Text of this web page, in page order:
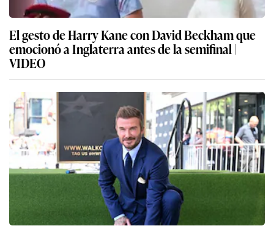
El gesto de Harry Kane con David Beckham que
emocionó a Inglaterra antes de la semifinal |
VIDEO